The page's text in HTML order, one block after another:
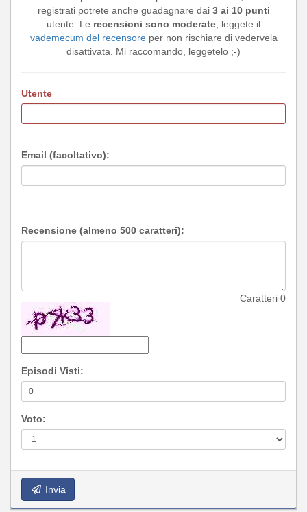
registrati potrete anche guadagnare dai 3 ai 10 punti
utente. Le recensioni sono moderate, leggete il
vademecum del recensoreper non rischiare di vedervela
disattivata. Mi raccomando, leggetelo ;-)
Utente
Email (facoltativo):
Recensione (almeno 500 caratteri):
Caratteri 0
Episodi Visti:
Voto:
Invia